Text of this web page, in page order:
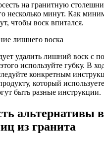
на гранитную
несколько минут. Как
чтобы воск впитался.
лишнего воска
удалить лишний воск с
используйте губку. В
конкретным
который
быть разные инструкции.
альтернативы
из гранита